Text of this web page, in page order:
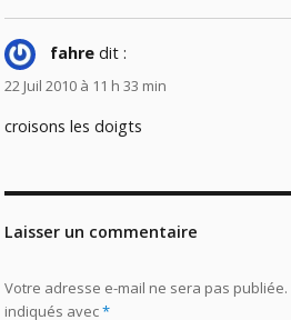
fahre dit :
22 Juil 2010 à 11 h 33 min
croisons les doigts
Laisser un commentaire
Votre adresse e-mail ne sera pas publiée.
indiqués avec*